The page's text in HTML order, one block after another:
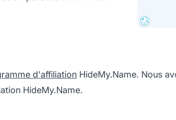
d'affiliation HideMy.Name. Nous
HideMy.Name.